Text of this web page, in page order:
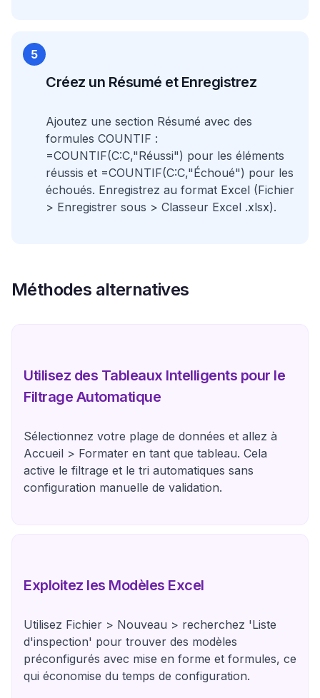
5
Créez un Résumé et Enregistrez
Ajoutez une section Résumé avec des
formules COUNTIF :
=COUNTIF(C:C,"Réussi") pour les éléments
réussis et =COUNTIF(C:C,"Échoué") pour les
échoués. Enregistrez au format Excel (Fichier
> Enregistrer sous > Classeur Excel .xlsx).
Méthodes alternatives
Utilisez des Tableaux Intelligents pour le
Filtrage Automatique
Sélectionnez votre plage de données et allez à
Accueil > Formater en tant que tableau. Cela
active le filtrage et le tri automatiques sans
configuration manuelle de validation.
Exploitez les Modèles Excel
Utilisez Fichier > Nouveau > recherchez 'Liste
d'inspection' pour trouver des modèles
préconfigurés avec mise en forme et formules, ce
qui économise du temps de configuration.